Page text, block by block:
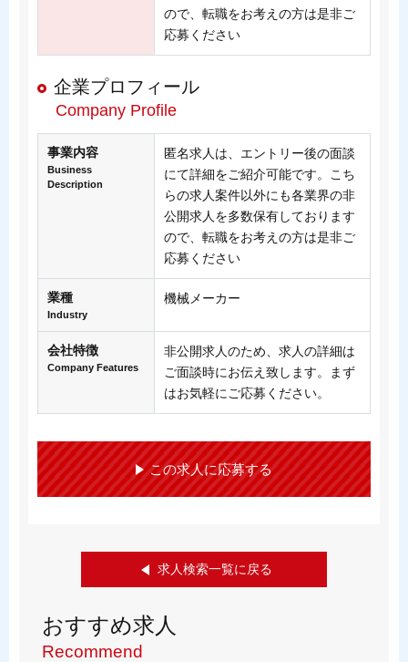
ので、転職をお考えの方は是非ご
応募ください
企業プロフィール
Company Profile
事業内容
Business
Description
匿名求人は、エントリー後の面談
にて詳細をご紹介可能です。こち
らの求人案件以外にも各業界の非
公開求人を多数保有しております
ので、転職をお考えの方は是非ご
応募ください
業種
Industry
機械メーカー
会社特徴
Company Features
非公開求人のため、求人の詳細は
ご面談時にお伝え致します。まず
はお気軽にご応募ください。
この求人に応募する
求人検索一覧に戻る
おすすめ求人
Recommend